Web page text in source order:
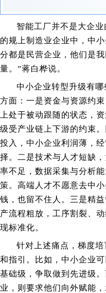
智能工厂并不是大企
的规上制造业企业中，中
分都是民营企业，他们是
量。”蒋白桦说。
中小企业转型升级有
方面：一是资金与资源约
上处于被动跟随的状态，
级受产业链上下游的约束
投入，中小企业利润薄，
择。二是技术与人才短缺
率不足，数据采集与分析
策。高端人才不愿意去中
钱，也留不住人。三是精
产流程粗放，工序割裂、
现标准化。
针对上述痛点，梯度
和指引。比如，中小企业
基础级，争取做到先进级
业，则要求他们向外赋能